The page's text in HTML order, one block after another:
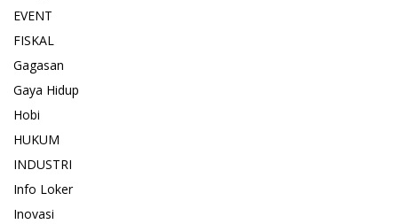
EVENT
FISKAL
Gagasan
Gaya Hidup
Hobi
HUKUM
INDUSTRI
Info Loker
Inovasi